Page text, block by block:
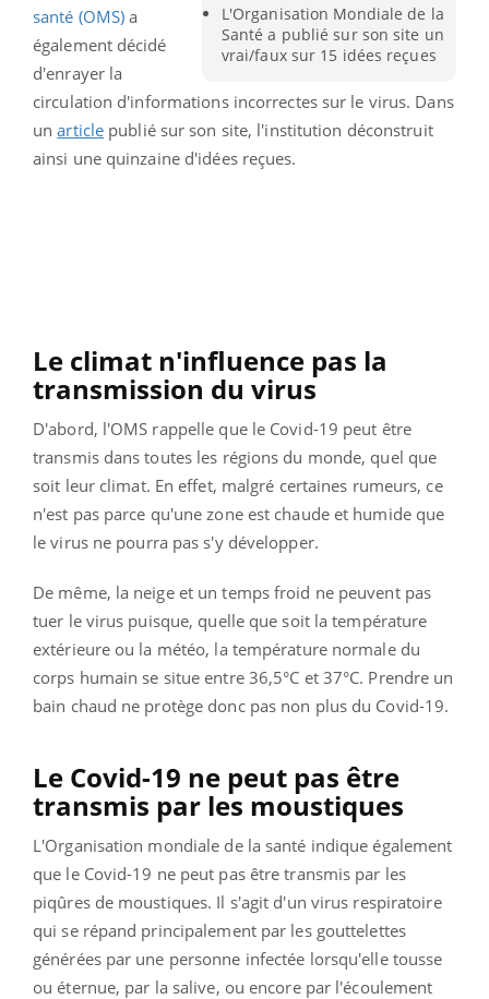
L'Organisation Mondiale de la
Santé a publié sur son site un
vrai/faux sur 15 idées reçues
santé (OMS) a
également décidé
d'enrayer la
circulation d'informations incorrectes sur le virus. Dans
unarticle publié sur son site, l'institution déconstruit
ainsi une quinzaine d'idées reçues.
Le climat n'influence pas la
transmission du virus
D'abord, l'OMS rappelle que le Covid-19 peut être
transmis dans toutes les régions du monde, quel que
soit leur climat. En effet, malgré certaines rumeurs, ce
n'est pas parce qu'une zone est chaude et humide que
le virus ne pourra pas s'y développer.
De même, la neige et un temps froid ne peuvent pas
tuer le virus puisque, quelle que soit la température
extérieure ou la météo, la température normale du
corps humain se situe entre 36,5°C et 37°C. Prendre un
bain chaud ne protège donc pas non plus du Covid-19.
Le Covid-19 ne peut pas être
transmis par les moustiques
L'Organisation mondiale de la santé indique également
que le Covid-19 ne peut pas être transmis par les
piqûres de moustiques. Il s'agit d'un virus respiratoire
qui se répand principalement par les gouttelettes
générées par une personne infectée lorsqu'elle tousse
ou éternue, par la salive, ou encore par l'écoulement